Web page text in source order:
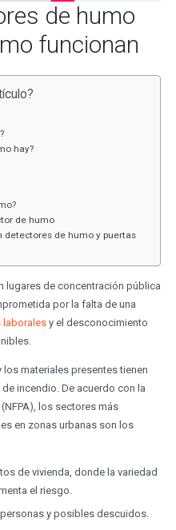
de humo
funcionan
hay?
de humo
detectores de humo y puertas
lugares de concentración pública
por la falta de una
laboralesy el desconocimiento
materiales presentes tienen
incendio. De acuerdo con la
los sectores más
en zonas urbanas son los
de vivienda, donde la variedad
el riesgo.
y posibles descuidos.